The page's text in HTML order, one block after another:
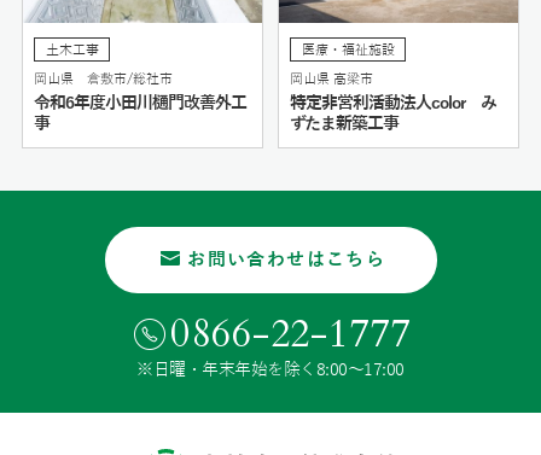
土木工事
岡山県 倉敷市/総社市
令和6年度小田川樋門改善外工
事
医療・福祉施設
岡山県 高梁市
特定非営利活動法人color み
ずたま新築工事
お問い合わせはこちら
0866-22-1777
※日曜・年末年始を除く8:00〜17:00